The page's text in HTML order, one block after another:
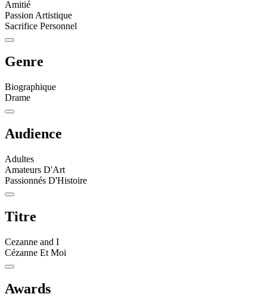
Amitié
Passion Artistique
Sacrifice Personnel
Genre
Biographique
Drame
Audience
Adultes
Amateurs D'Art
Passionnés D'Histoire
Titre
Cezanne and I
Cézanne Et Moi
Awards